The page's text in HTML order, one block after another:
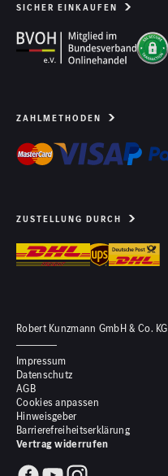
SICHER EINKAUFEN
ZAHLMETHODEN
ZUSTELLUNG DURCH
Robert Kunzmann GmbH & Co. KG
Impressum
Datenschutz
AGB
Cookies anpassen
Hinweisgeber
Barrierefreiheitserklärung
Vertrag widerrufen